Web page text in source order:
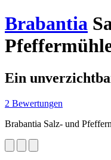
Brabantia
Ein
2 Bewertungen
Brabantia Salz- und